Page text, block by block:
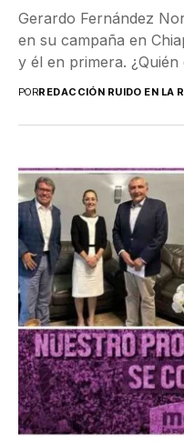
Gerardo Fernández
en su campaña en
y él en primera. ¿Quién
PORREDACCIÓN RUIDO EN LA